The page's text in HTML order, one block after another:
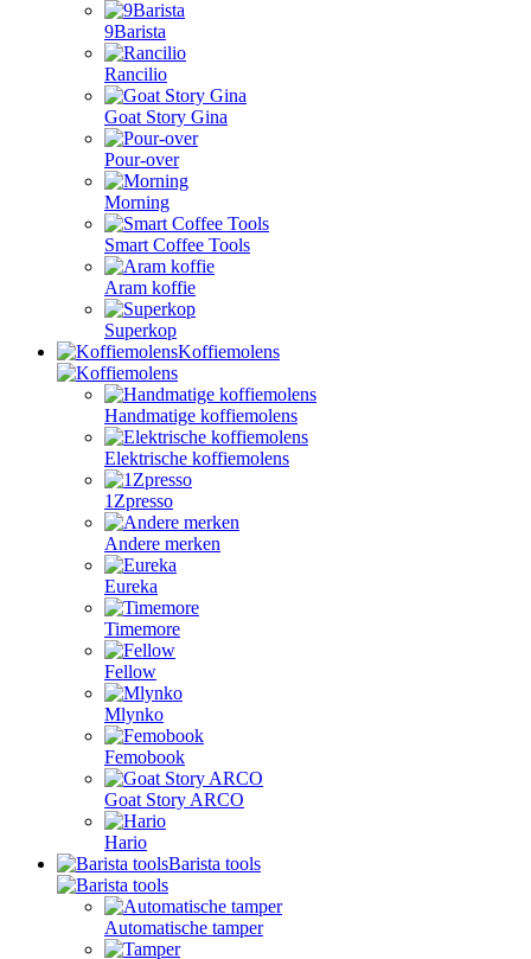
9Barista
Rancilio
Goat Story Gina
Pour-over
Morning
Smart Coffee Tools
Aram koffie
Superkop
Koffiemolens
Handmatige koffiemolens
Elektrische koffiemolens
1Zpresso
Andere merken
Eureka
Timemore
Fellow
Mlynko
Femobook
Goat Story ARCO
Hario
Barista tools
Automatische tamper